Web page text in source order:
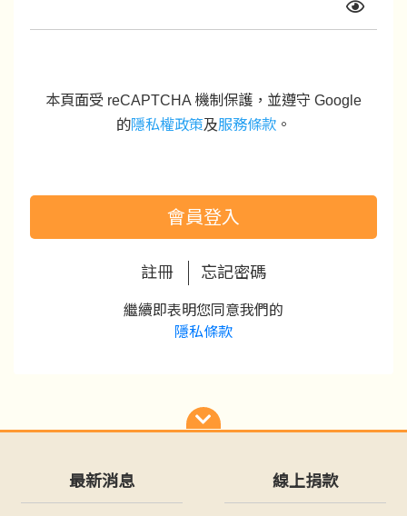
本頁面受 reCAPTCHA 機制保護，並遵守 Google
的隱私權政策及服務條款 。
會員登入
註冊 忘記密碼
繼續即表明您同意我們的
隱私條款
最新消息 線上捐款